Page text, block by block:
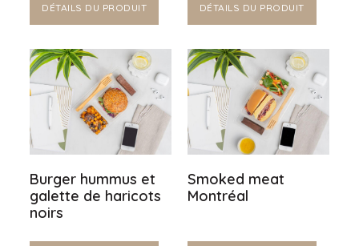
DÉTAILS DU PRODUIT DÉTAILS DU PRODUIT
Burger hummus et
galette de haricots
noirs
Smoked meat
Montréal